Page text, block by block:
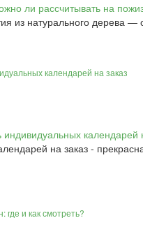
из натурального дерева
календарей на заказ
на заказ -
и как смотреть?